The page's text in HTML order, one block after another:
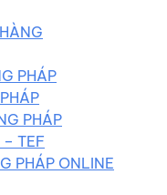
PHÁP
PHÁP
– TEF
PHÁP ONLINE